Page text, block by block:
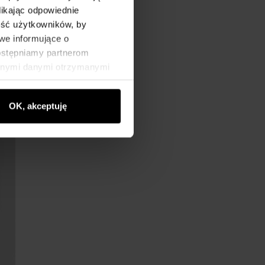
odpowiednie
użytkowników, by
informujące o
partnerom
danymi otrzymanymi
OK, akceptuję
beżem a czernią
Dlaczego? Ponieważ